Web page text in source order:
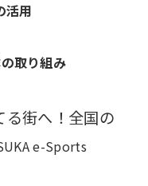
活用
取り組み
街へ！全国の
e-Sports